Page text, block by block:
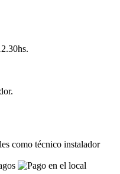
como técnico instalador